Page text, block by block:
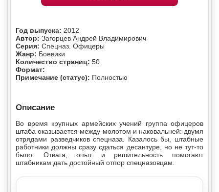
Год выпуска: 2012
Автор: Загорцев Андрей Владимирович
Серия: Спецназ. Офицеры
Жанр: Боевики
Количество страниц: 50
Формат:
Примечание (статус): Полностью
Описание
Во время крупных армейских учений группа офицеров
штаба оказывается между молотом и наковальней: двумя
отрядами разведчиков спецназа. Казалось бы, штабные
работники должны сразу сдаться десантуре, но не тут-то
было. Отвага, опыт и решительность помогают
штабникам дать достойный отпор спецназовцам.